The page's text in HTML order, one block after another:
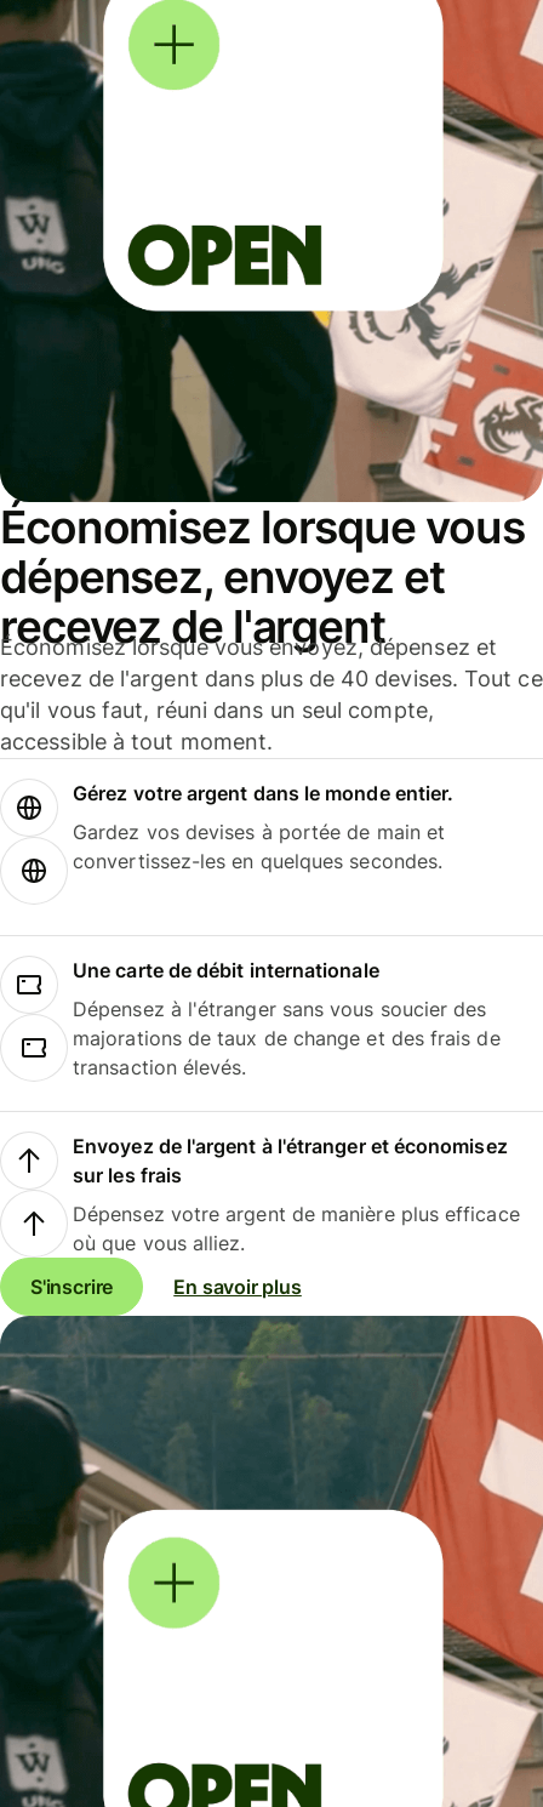
Économisez lorsque vous
dépensez, envoyez et
recevez de l'argent
Économisez lorsque vous envoyez, dépensez et
recevez de l'argent dans plus de 40 devises. Tout ce
qu'il vous faut, réuni dans un seul compte,
accessible à tout moment.
Gérez votre argent dans le monde entier.
Gardez vos devises à portée de main et
convertissez-les en quelques secondes.
Une carte de débit internationale
Dépensez à l'étranger sans vous soucier des
majorations de taux de change et des frais de
transaction élevés.
Envoyez de l'argent à l'étranger et économisez
sur les frais
Dépensez votre argent de manière plus efficace
où que vous alliez.
S'inscrire
En savoir plus